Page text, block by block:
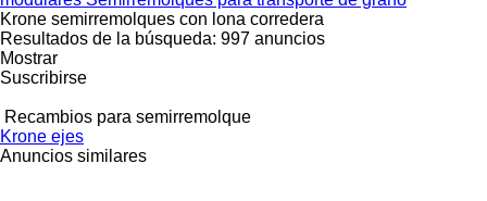
Krone semirremolques con lona corredera
Resultados de la búsqueda: 997 anuncios
Mostrar
Suscribirse
Recambios para semirremolque
Krone ejes
Anuncios similares